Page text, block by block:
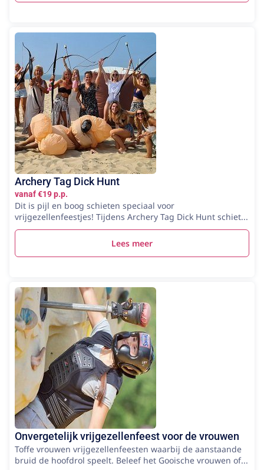
Archery Tag Dick Hunt
vanaf €19 p.p.
Dit is pijl en boog schieten speciaal voor
vrijgezellenfeestjes! Tijdens Archery Tag Dick Hunt schiet...
Lees meer
Onvergetelijk vrijgezellenfeest voor de vrouwen
Toffe vrouwen vrijgezellenfeesten waarbij de aanstaande
bruid de hoofdrol speelt. Beleef het Gooische vrouwen of...